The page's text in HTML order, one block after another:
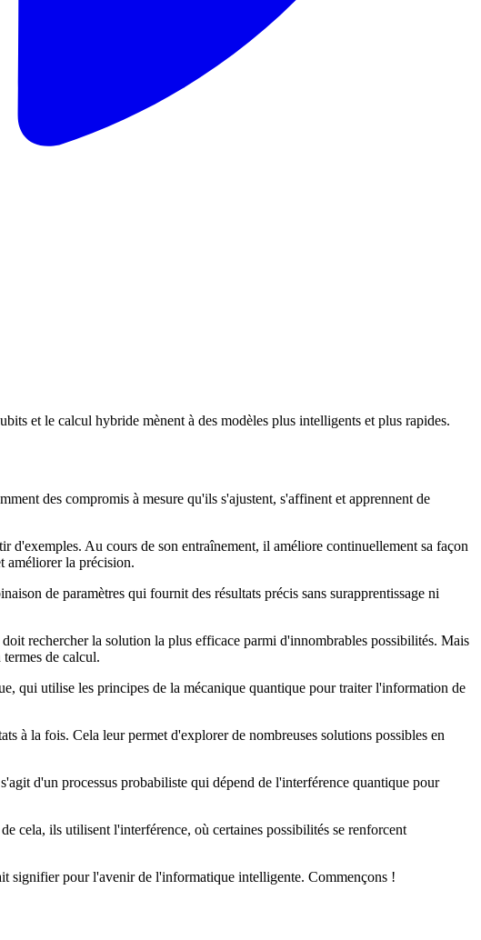
et le calcul hybride mènent à des modèles plus intelligents et plus rapides.
des compromis à mesure qu'ils s'ajustent, s'affinent et apprennent de
d'exemples. Au cours de son entraînement, il améliore continuellement sa façon
améliorer la précision.
de paramètres qui fournit des résultats précis sans surapprentissage ni
rechercher la solution la plus efficace parmi d'innombrables possibilités. Mais
de calcul.
qui utilise les principes de la mécanique quantique pour traiter l'information de
à la fois. Cela leur permet d'explorer de nombreuses solutions possibles en
d'un processus probabiliste qui dépend de l'interférence quantique pour
cela, ils utilisent l'interférence, où certaines possibilités se renforcent
signifier pour l'avenir de l'informatique intelligente. Commençons !